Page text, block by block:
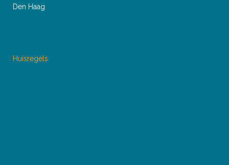
Den Haag
Huisregels